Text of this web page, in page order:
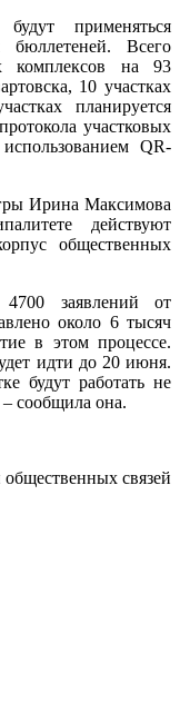
применяться
бюллетеней. Всего
комплексов на 93
10 участках
планируется
участковых
QR-
Ирина Максимова
действуют
общественных
заявлений от
около 6 тысяч
в этом процессе.
идти до 20 июня.
будут работать не
сообщила она.
связей